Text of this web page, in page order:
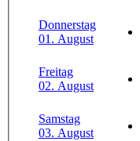
Donnerstag
01. August
Freitag
02. August
Samstag
03. August